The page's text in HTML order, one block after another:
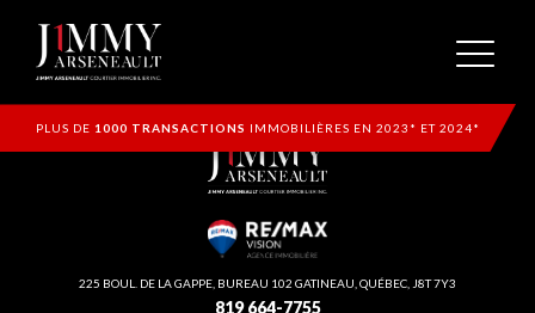
PLUS DE 1000 TRANSACTIONS IMMOBILIÈRES EN 2023* ET 2024*
225 BOUL. DE LA GAPPE, BUREAU 102 GATINEAU, QUÉBEC, J8T 7Y3
819 664-7755